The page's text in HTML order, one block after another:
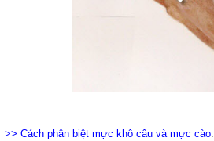
>> Cách phân biệt mực khô câu và mực cào.